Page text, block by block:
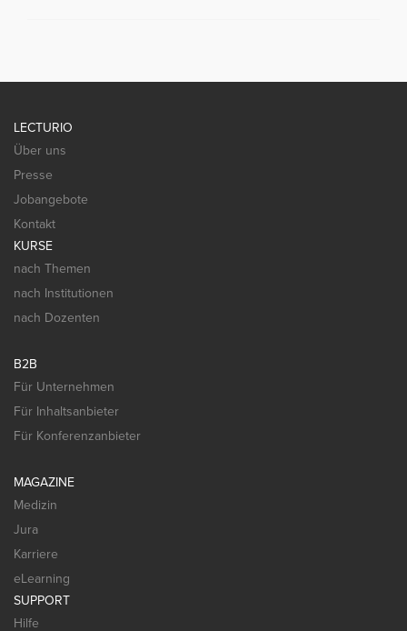
LECTURIO
Über uns
Presse
Jobangebote
Kontakt
KURSE
nach Themen
nach Institutionen
nach Dozenten
B2B
Für Unternehmen
Für Inhaltsanbieter
Für Konferenzanbieter
MAGAZINE
Medizin
Jura
Karriere
eLearning
SUPPORT
Hilfe